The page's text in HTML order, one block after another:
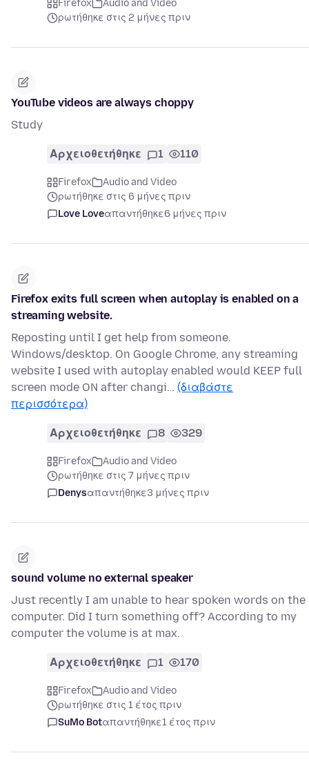
Firefox
Audio and Video
ρωτήθηκε στις 2 μήνες πριν
YouTube videos are always choppy
Study
Αρχειοθετήθηκε 1 110
Firefox
Audio and Video
ρωτήθηκε στις 6 μήνες πριν
Love Loveαπαντήθηκε6 μήνες πριν
Firefox exits full screen when autoplay is enabled on a
streaming website.
Reposting until I get help from someone.
Windows/desktop. On Google Chrome, any streaming
website I used with autoplay enabled would KEEP full
screen mode ON after changi… (διαβάστε
περισσότερα)
Αρχειοθετήθηκε 8 329
Firefox
Audio and Video
ρωτήθηκε στις 7 μήνες πριν
Denysαπαντήθηκε3 μήνες πριν
sound volume no external speaker
Just recently I am unable to hear spoken words on the
computer. Did I turn something off? According to my
computer the volume is at max.
Αρχειοθετήθηκε 1 170
Firefox
Audio and Video
ρωτήθηκε στις 1 έτος πριν
SuMo Botαπαντήθηκε1 έτος πριν